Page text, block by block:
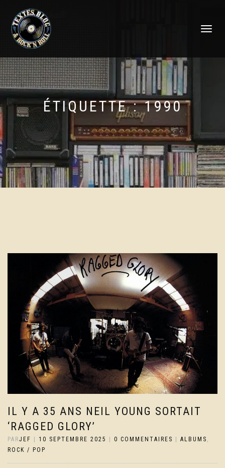
DÉPLIER
ÉTIQUETTE :1990
IL Y A 35 ANS NEIL YOUNG SORTAIT
‘RAGGED GLORY’
PARJEF | 10 SEPTEMBRE 2025 | 0 COMMENTAIRES | ALBUMS
ROCK / POP